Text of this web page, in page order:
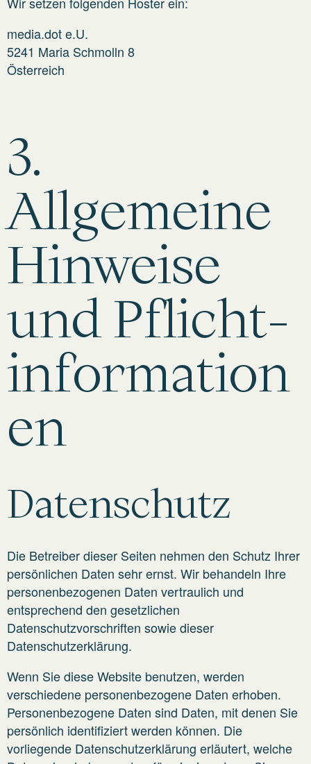
media.dot e.U.
5241 Maria Schmolln 8
Österreich
3.
Allgemeine
Hinweise
und Pflicht­
information
en
Datenschutz
Die Betreiber dieser Seiten nehmen den Schutz Ihrer
persönlichen Daten sehr ernst. Wir behandeln Ihre
personenbezogenen Daten vertraulich und
entsprechend den gesetzlichen
Datenschutzvorschriften sowie dieser
Datenschutzerklärung.
Wenn Sie diese Website benutzen, werden
verschiedene personenbezogene Daten erhoben.
Personenbezogene Daten sind Daten, mit denen Sie
persönlich identifiziert werden können. Die
vorliegende Datenschutzerklärung erläutert, welche